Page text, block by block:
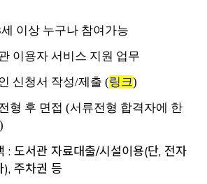
이상 누구나 참여가능
이용자 서비스 지원 업무
신청서 작성/제출 (링크Opens a new
)
형 후 면접 (서류전형 합격자에 한
도서관 자료대출/시설이용(단, 전자
주차권 등